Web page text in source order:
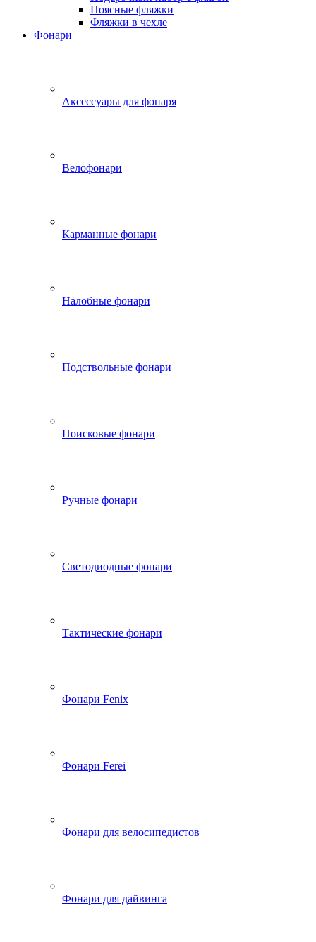
Поясные фляжки
Фляжки в чехле
Фонари
Аксессуары для фонаря
Велофонари
Карманные фонари
Налобные фонари
Подствольные фонари
Поисковые фонари
Ручные фонари
Светодиодные фонари
Тактические фонари
Фонари Fenix
Фонари Ferei
Фонари для велосипедистов
Фонари для дайвинга